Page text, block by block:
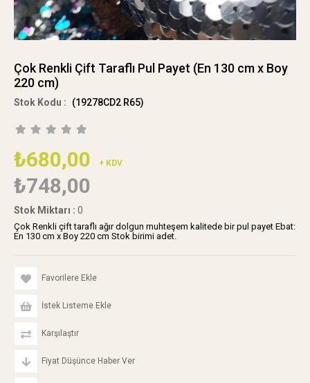
Çok Renkli Çift Taraflı Pul Payet (En 130 cm x Boy
220 cm)
(19278CD2 R65)
₺680,00 + KDV
₺748,00
Stok Miktarı : 0
Çok Renkli çift taraflı ağır dolgun muhteşem kalitede bir pul payet Ebat:
En 130 cm x Boy 220 cm Stok birimi adet.
Favorilere Ekle
İstek Listeme Ekle
Karşılaştır
Fiyat Düşünce Haber Ver